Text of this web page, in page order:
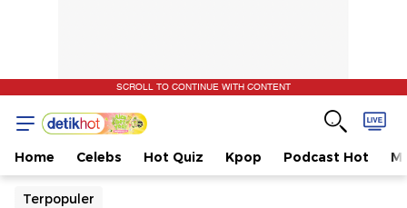
SCROLL TO CONTINUE WITH CONTENT
Home Celebs Hot Quiz Kpop Podcast Hot
Terpopuler